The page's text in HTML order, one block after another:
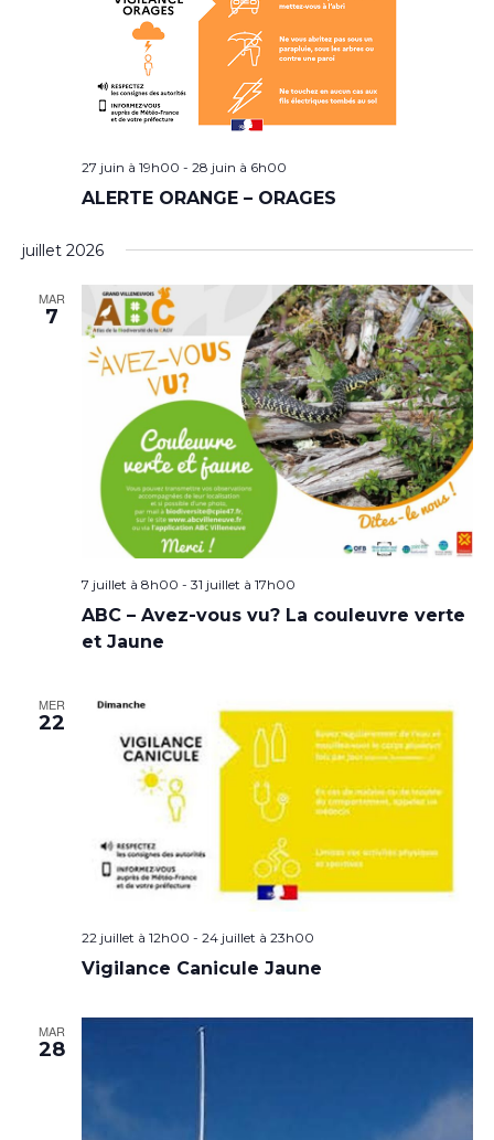
27 juin à 19h00 - 28 juin à 6h00
ALERTE ORANGE – ORAGES
juillet 2026
MAR
7
7 juillet à 8h00 - 31 juillet à 17h00
ABC – Avez-vous vu? La couleuvre verte
et Jaune
MER
22
22 juillet à 12h00 - 24 juillet à 23h00
Vigilance Canicule Jaune
MAR
28